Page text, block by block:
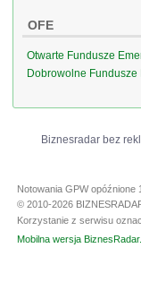
OFE
Otwarte Fundusze
Dobrowolne Fundusze
Biznesradar bez
Notowania GPW opóźnione
© 2010-2026
Korzystanie z serwisu
Mobilna wersja